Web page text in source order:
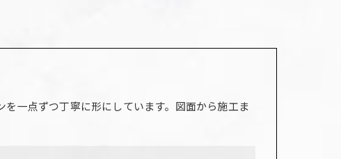
一点ずつ丁寧に形にしています。図面から施工ま